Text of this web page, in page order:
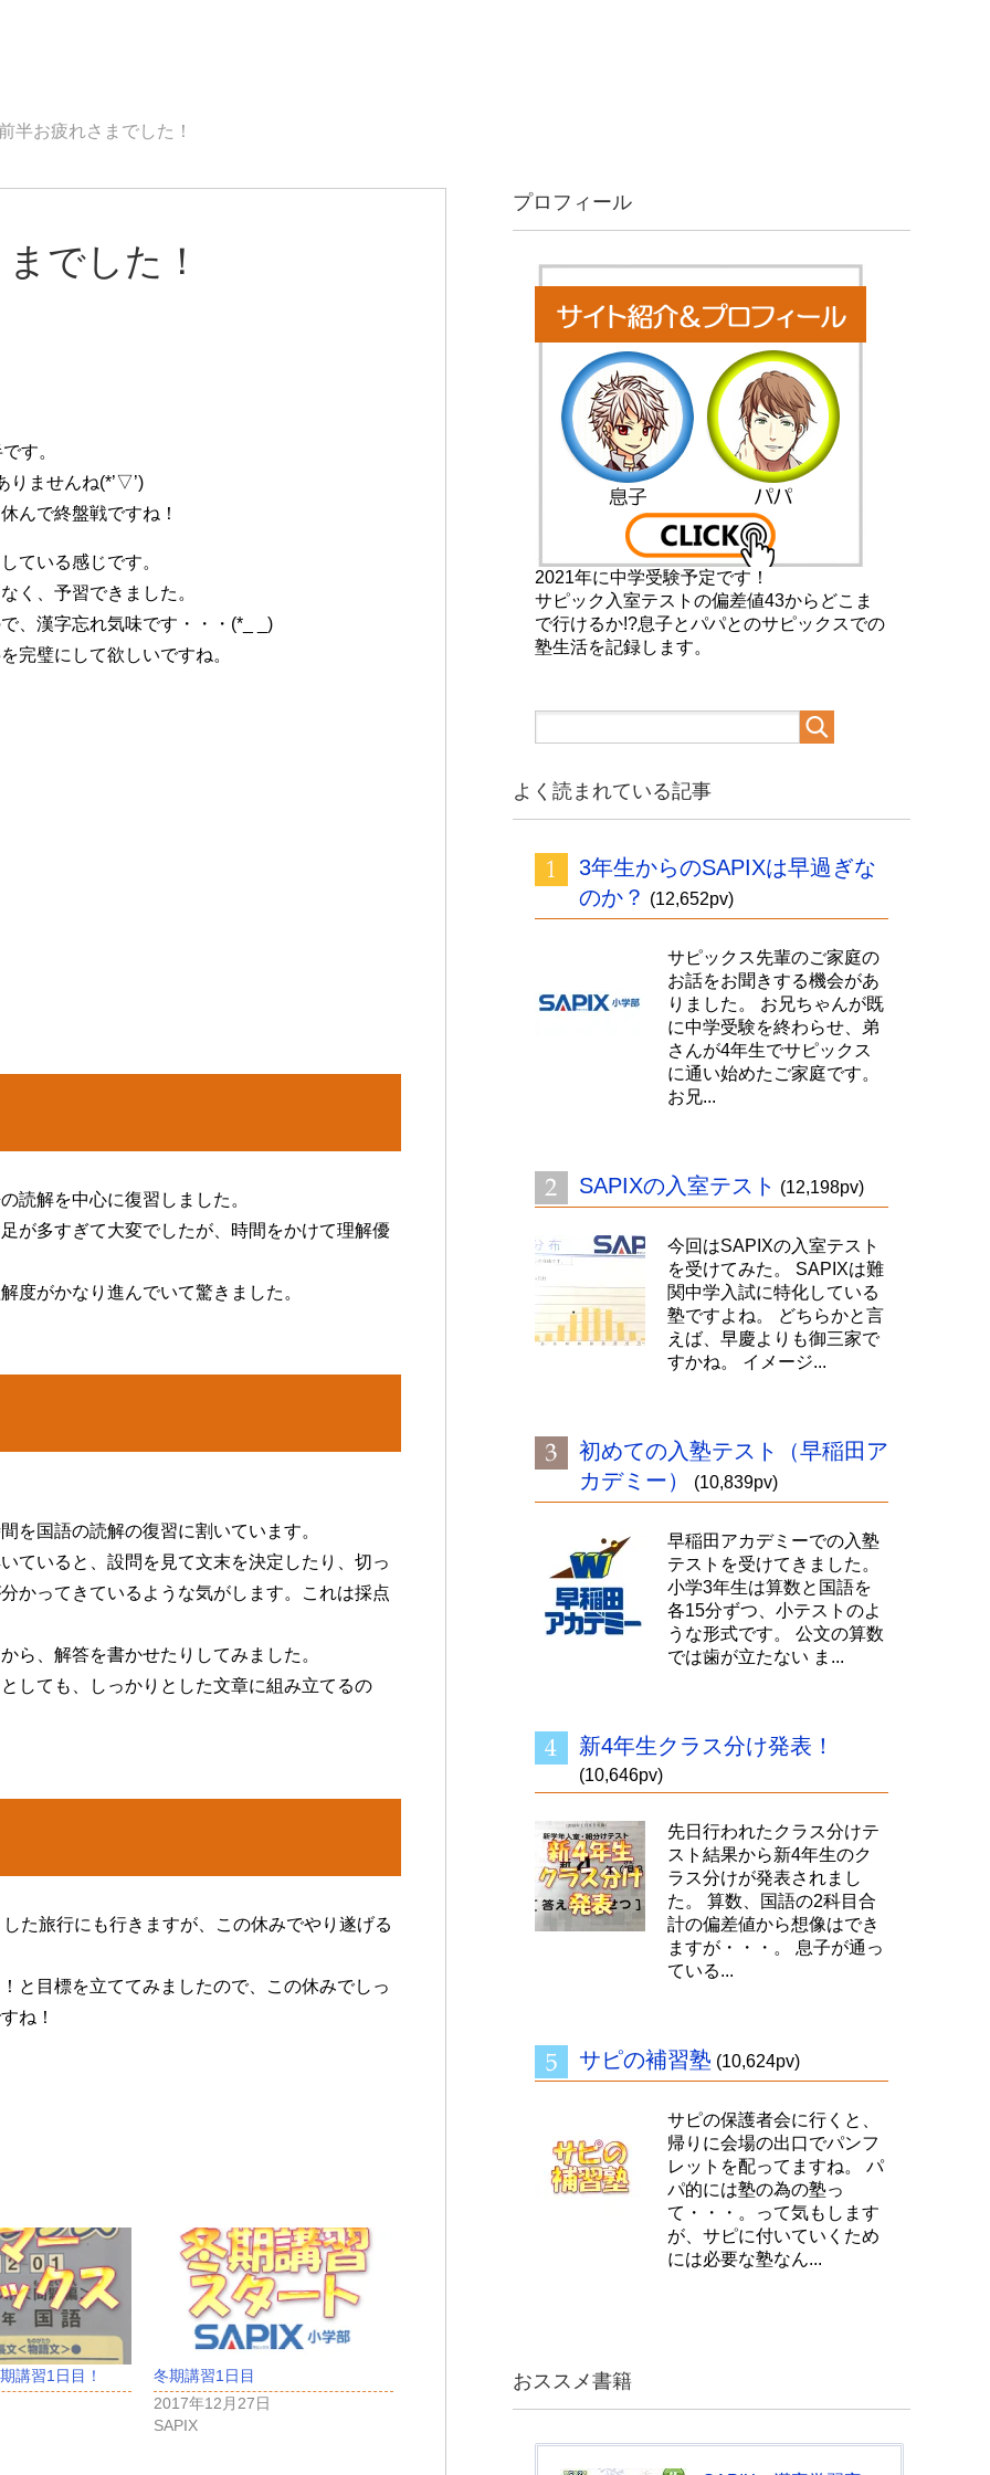
半お疲れさまでした！
でした！
す。
りませんね(*’▽’)
んで終盤戦ですね！
ている感じです。
く、予習できました。
、漢字忘れ気味です・・・(*_ _)
完璧にして欲しいですね。
読解を中心に復習しました。
が多すぎて大変でしたが、時間をかけて理解優
度がかなり進んでいて驚きました。
を国語の読解の復習に割いています。
ていると、設問を見て文末を決定したり、切っ
かってきているような気がします。これは採点
ら、解答を書かせたりしてみました。
しても、しっかりとした文章に組み立てるの
た旅行にも行きますが、この休みでやり遂げる
と目標を立ててみましたので、この休みでしっ
ね！
講習1日目！
冬期講習1日目
2017年12月27日
SAPIX
プロフィール
2021年に中学受験予定です！
サピック入室テストの偏差値43からどこま
で行けるか!?息子とパパとのサピックスでの
塾生活を記録します。
よく読まれている記事
3年生からのSAPIXは早過ぎな
のか？ (12,652pv)
サピックス先輩のご家庭の
お話をお聞きする機会があ
りました。 お兄ちゃんが既
に中学受験を終わらせ、弟
さんが4年生でサピックス
に通い始めたご家庭です。
お兄...
SAPIXの入室テスト (12,198pv)
今回はSAPIXの入室テスト
を受けてみた。 SAPIXは難
関中学入試に特化している
塾ですよね。 どちらかと言
えば、早慶よりも御三家で
すかね。 イメージ...
初めての入塾テスト（早稲田ア
カデミー）
(10,839pv)
早稲田アカデミーでの入塾
テストを受けてきました。
小学3年生は算数と国語を
各15分ずつ、小テストのよ
うな形式です。 公文の算数
では歯が立たない ま...
新4年生クラス分け発表！
(10,646pv)
先日行われたクラス分けテ
スト結果から新4年生のク
ラス分けが発表されまし
た。 算数、国語の2科目合
計の偏差値から想像はでき
ますが・・・。 息子が通っ
ている...
サピの補習塾 (10,624pv)
サピの保護者会に行くと、
帰りに会場の出口でパンフ
レットを配ってますね。 パ
パ的には塾の為の塾っ
て・・・。って気もします
が、サピに付いていくため
には必要な塾なん...
おススメ書籍